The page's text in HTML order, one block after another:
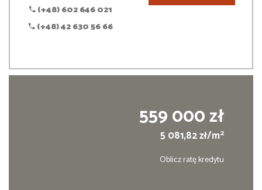
(+48) 602 646 021
(+48) 42 630 56 66
559 000 zł
5 081,82 zł/m2
Oblicz ratę kredytu